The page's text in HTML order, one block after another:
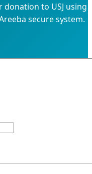
to USJ using
secure system.